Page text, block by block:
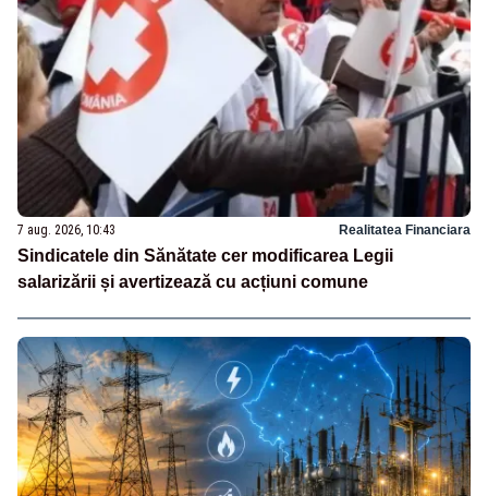
7 aug. 2026, 10:43 Realitatea Financiara
Sindicatele din Sănătate cer modificarea Legii
salarizării și avertizează cu acțiuni comune